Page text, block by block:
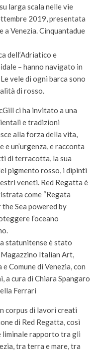
larga scala nelle vie
2019, presentata
a Venezia. Cinquantadue
dell’Adriatico e
– hanno navigato in
vele di ogni barca sono
di rosso.
ci ha invitato a una
e tradizioni
alla forza della vita,
e un’urgenza, e racconta
di terracotta, la sua
pigmento rosso, i dipinti
veneti. Red Regatta è
come “Regata
Sea powered by
l’oceano
statunitense è stato
Italian Art,
Comune di Venezia, con
a cura di Chiara Spangaro
Ferrari
corpus di lavori creati
di Red Regatta, così
liminale rapporto tra gli
tra terra e mare, tra